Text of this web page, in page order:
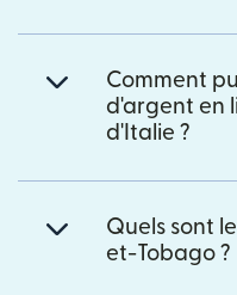
Comment
d'argent en
d'Italie ?
Quels sont
et-Tobago ?